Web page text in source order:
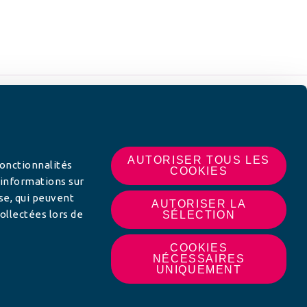
sur
qui peuvent
lors de
AUTORISER TOUS LES
COOKIES
AUTORISER LA
SÉLECTION
COOKIES
NÉCESSAIRES
UNIQUEMENT